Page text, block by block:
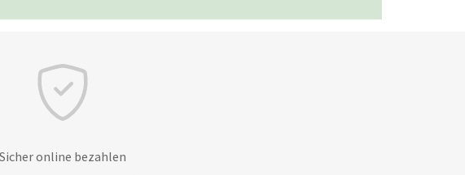
Sicher online bezahlen